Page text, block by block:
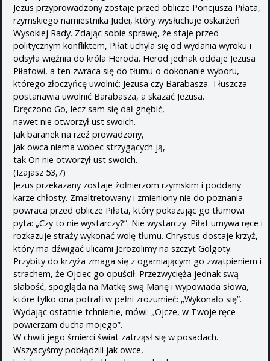
Jezus przyprowadzony zostaje przed oblicze Poncjusza Piłata,
rzymskiego namiestnika Judei, który wysłuchuje oskarżeń
Wysokiej Rady. Zdając sobie sprawę, że staje przed
politycznym konfliktem, Piłat uchyla się od wydania wyroku i
odsyła więźnia do króla Heroda. Herod jednak oddaje Jezusa
Piłatowi, a ten zwraca się do tłumu o dokonanie wyboru,
którego złoczyńcę uwolnić: Jezusa czy Barabasza. Tłuszcza
postanawia uwolnić Barabasza, a skazać Jezusa.
Dręczono Go, lecz sam się dał gnębić,
nawet nie otworzył ust swoich.
Jak baranek na rzeź prowadzony,
jak owca niema wobec strzygących ją,
tak On nie otworzył ust swoich.
(Izajasz 53,7)
Jezus przekazany zostaje żołnierzom rzymskim i poddany
karze chłosty. Zmaltretowany i zmieniony nie do poznania
powraca przed oblicze Piłata, który pokazując go tłumowi
pyta: „Czy to nie wystarczy?”. Nie wystarczy. Piłat umywa ręce i
rozkazuje straży wykonać wolę tłumu. Chrystus dostaje krzyż,
który ma dźwigać ulicami Jerozolimy na szczyt Golgoty.
Przybity do krzyża zmaga się z ogarniającym go zwątpieniem i
strachem, że Ojciec go opuścił. Przezwycięża jednak swą
słabość, spogląda na Matkę swą Marię i wypowiada słowa,
które tylko ona potrafi w pełni zrozumieć: „Wykonało się”.
Wydając ostatnie tchnienie, mówi: „Ojcze, w Twoje ręce
powierzam ducha mojego”.
W chwili jego śmierci świat zatrząsł się w posadach.
Wszyscyśmy pobłądzili jak owce,